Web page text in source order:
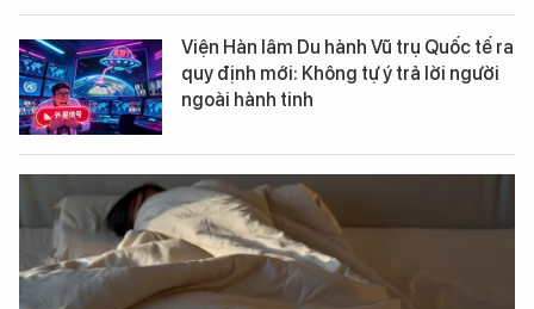
Viện Hàn lâm Du hành Vũ trụ Quốc tế ra
quy định mới: Không tự ý trả lời người
ngoài hành tinh